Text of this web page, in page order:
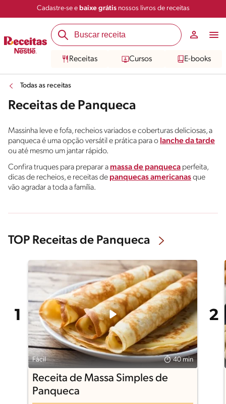
Cadastre-se e baixe grátisnossos livros de receitas
Receitas Cursos E-books
Todas as receitas
Receitas de Panqueca
Massinha leve e fofa, recheios variados e coberturas deliciosas, a
panqueca é uma opção versátil e prática para o lanche da tarde
ou até mesmo um jantar rápido.
Confira truques para preparar a massa de panqueca perfeita,
dicas de recheios, e receitas de panquecas americanasque
vão agradar a toda a família.
TOP Receitas de Panqueca
Fácil 40 min
Receita de Massa Simples de
Panqueca